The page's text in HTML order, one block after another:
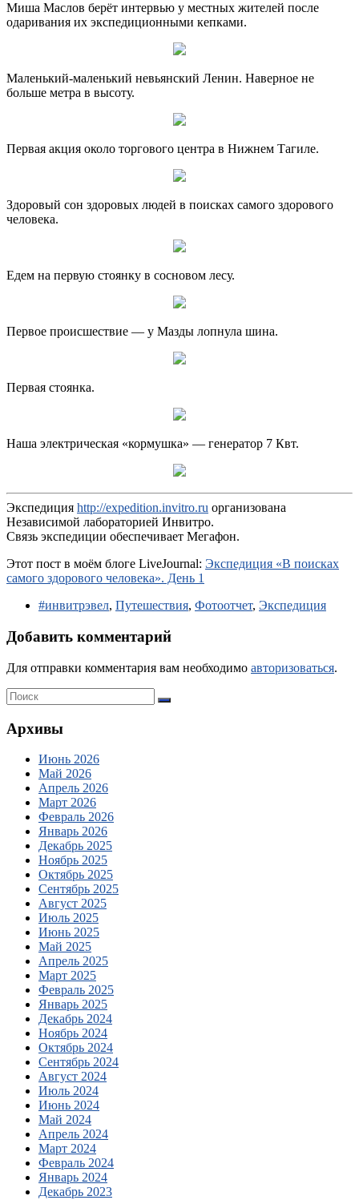
Миша Маслов берёт интервью у местных жителей после
одаривания их экспедиционными кепками.
Маленький-маленький невьянский Ленин. Наверное не
больше метра в высоту.
Первая акция около торгового центра в Нижнем Тагиле.
Здоровый сон здоровых людей в поисках самого здорового
человека.
Едем на первую стоянку в сосновом лесу.
Первое происшествие — у Мазды лопнула шина.
Первая стоянка.
Наша электрическая «кормушка» — генератор 7 Квт.
Экспедиция http://expedition.invitro.ru организована
Независимой лабораторией Инвитро.
Связь экспедиции обеспечивает Мегафон.
Этот пост в моём блоге LiveJournal: Экспедиция «В поисках
самого здорового человека». День 1
#инвитрэвел, Путешествия, Фотоотчет, Экспедиция
Добавить комментарий
Для отправки комментария вам необходимо авторизоваться.
Архивы
Июнь 2026
Май 2026
Апрель 2026
Март 2026
Февраль 2026
Январь 2026
Декабрь 2025
Ноябрь 2025
Октябрь 2025
Сентябрь 2025
Август 2025
Июль 2025
Июнь 2025
Май 2025
Апрель 2025
Март 2025
Февраль 2025
Январь 2025
Декабрь 2024
Ноябрь 2024
Октябрь 2024
Сентябрь 2024
Август 2024
Июль 2024
Июнь 2024
Май 2024
Апрель 2024
Март 2024
Февраль 2024
Январь 2024
Декабрь 2023